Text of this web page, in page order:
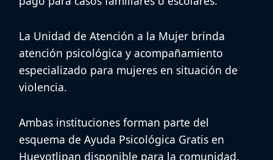
La Unidad de Atención a la Mujer brinda
atención psicológica y acompañamiento
especializado para mujeres en situación de
violencia.
Ambas instituciones forman parte del
esquema de Ayuda Psicológica Gratis en
Hueyotlipan disponible para la comunidad.